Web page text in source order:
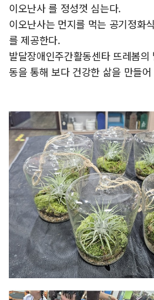
이오난사 를 정성껏 심는다.
이오난사는 먼지를 먹는 공기정화
를 제공한다.
발달장애인주간활동센타 뜨레봄
동을 통해 보다 건강한 삶을 만들